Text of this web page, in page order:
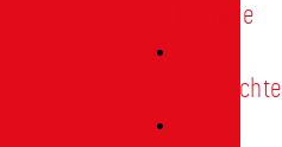
Termine
Geschichte